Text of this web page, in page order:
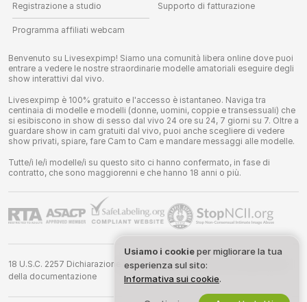
Registrazione a studio
Programma affiliati webcam
Supporto di fatturazione
Benvenuto su Livesexpimp! Siamo una comunità libera online dove puoi
entrare a vedere le nostre straordinarie modelle amatoriali eseguire degli
show interattivi dal vivo.
Livesexpimp è 100% gratuito e l'accesso è istantaneo. Naviga tra
centinaia di modelle e modelli (donne, uomini, coppie e transessuali) che
si esibiscono in show di sesso dal vivo 24 ore su 24, 7 giorni su 7. Oltre a
guardare show in cam gratuiti dal vivo, puoi anche scegliere di vedere
show privati, spiare, fare Cam to Cam e mandare messaggi alle modelle.
Tutte/i le/i modelle/i su questo sito ci hanno confermato, in fase di
contratto, che sono maggiorenni e che hanno 18 anni o più.
18 U.S.C. 2257 Dichiarazione di conformità ai requisiti di conservazione
della documentazione
Usiamo i cookieper migliorare la tua
esperienza sul sito:
Informativa sui cookie.